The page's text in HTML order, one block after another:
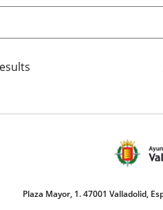
Plaza Mayor, 1. 47001 Valladolid,